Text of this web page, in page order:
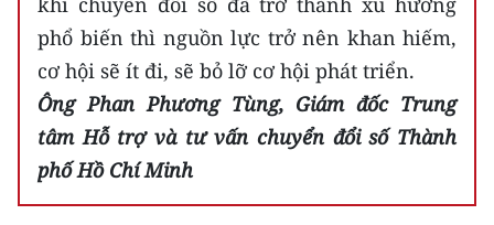
Media Y tế
Media Khoa học - Công nghệ
Media Môi trường
Ảnh
phổ biến thì nguồn lực trở nên khan hiếm,
cơ hội sẽ ít đi, sẽ bỏ lỡ cơ hội phát triển.
Ông Phan Phương Tùng, Giám đốc Trung
tâm Hỗ trợ và tư vấn chuyển đổi số Thành
phố Hồ Chí Minh